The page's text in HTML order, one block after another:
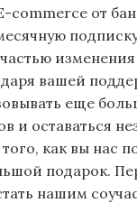
commerce от
частью
вашей
еще
и оставаться
как вы нас
подарок.
нашим